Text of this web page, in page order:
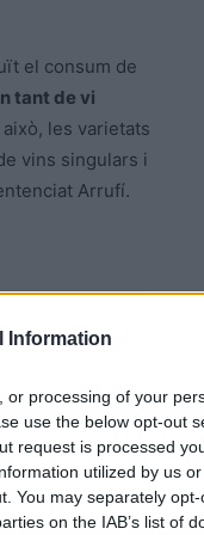
Information
or processing of your
use the below opt-out
request is processed
utilized by us
You may separately
on the IAB’s list of
el consum de
tant de vi
les varietats
vins singulars i
Arrufí.
Article següent
l’arròs, al port de
este diumenge